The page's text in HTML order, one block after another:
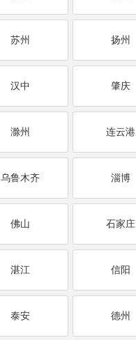
苏州 扬州
汉中 肇庆
滁州 连云港
乌鲁木齐 淄博
佛山 石家庄
湛江 信阳
泰安 德州